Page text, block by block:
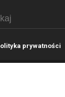
olityka prywatności